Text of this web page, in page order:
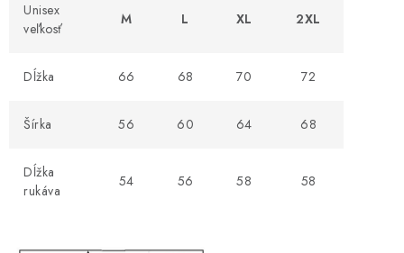
Unisex
veľkosť
M L XL 2XL
Dĺžka 66 68 70 72
Šírka 56 60 64 68
Dĺžka
rukáva
54 56 58 58